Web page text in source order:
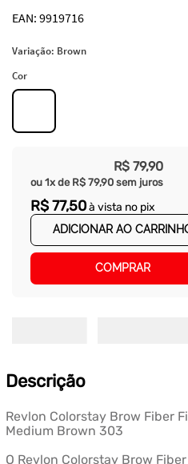
9919716
Variação: Brown
Cor
R$ 79,90
ou 1x de R$ 79,90 sem juros
R$77,50à vista no pix
ADICIONAR AO
COMPRAR
Descrição
Revlon Colorstay Brow Fiber
Medium Brown 303
O Revlon Colorstay Brow